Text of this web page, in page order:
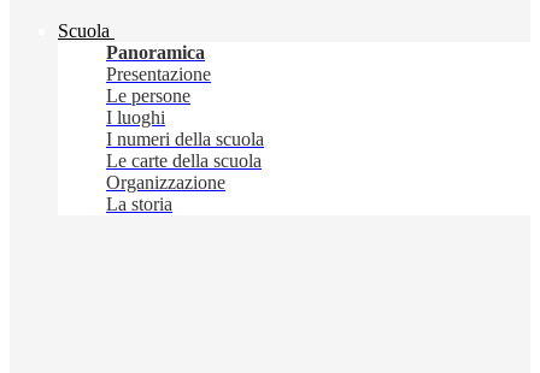
Scuola
Panoramica
Presentazione
Le persone
I luoghi
I numeri della scuola
Le carte della scuola
Organizzazione
La storia